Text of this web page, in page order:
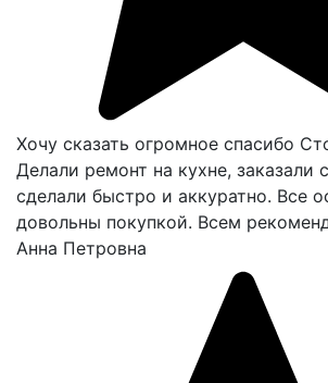
Хочу сказать огромное спасибо
Делали ремонт на кухне, заказали
сделали быстро и аккуратно. Все
довольны покупкой. Всем
Анна Петровна